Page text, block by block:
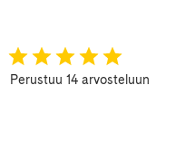
Perustuu 14 arvosteluun